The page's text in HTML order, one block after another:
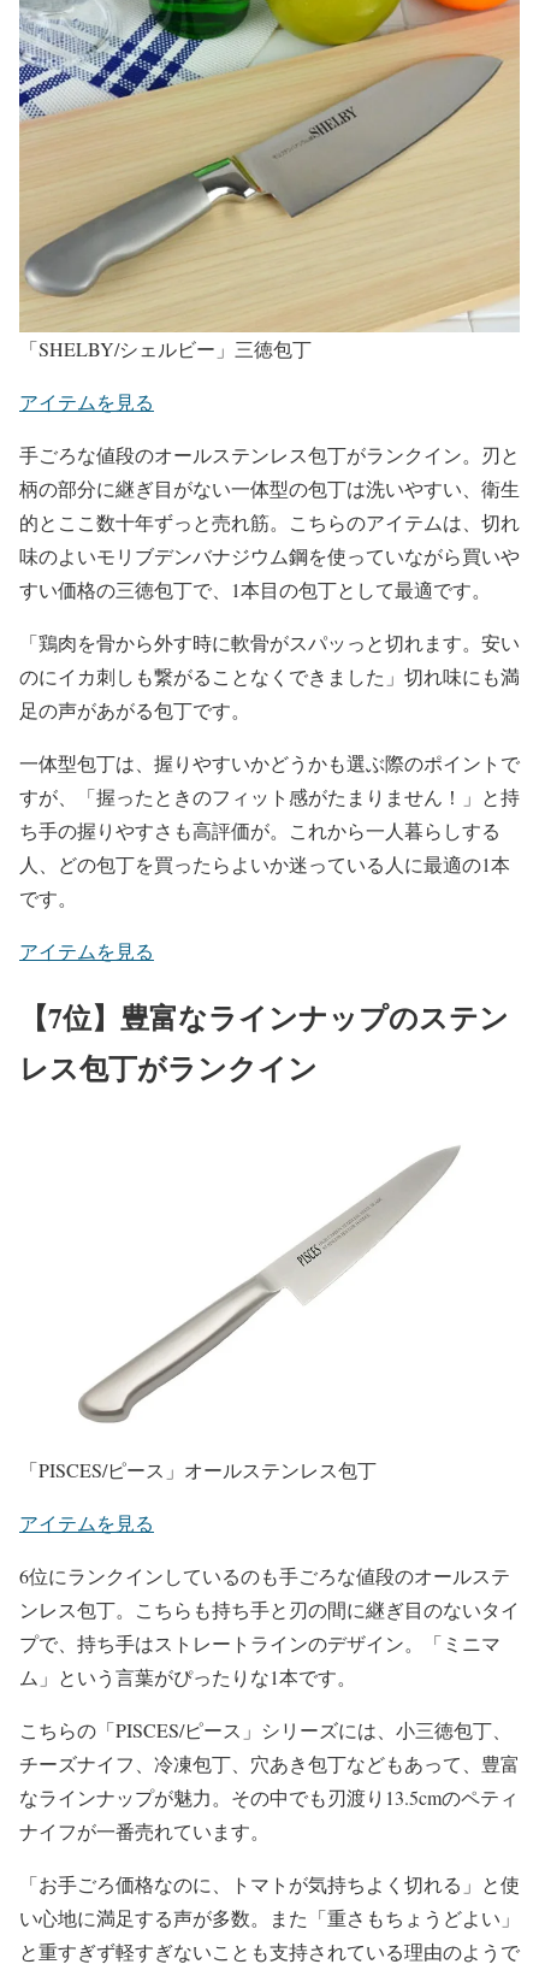
「SHELBY/シェルビー」三徳包丁
アイテムを見る
手ごろな値段のオールステンレス包丁がランクイン。刃と
柄の部分に継ぎ目がない一体型の包丁は洗いやすい、衛生
的とここ数十年ずっと売れ筋。こちらのアイテムは、切れ
味のよいモリブデンバナジウム鋼を使っていながら買いや
すい価格の三徳包丁で、1本目の包丁として最適です。
「鶏肉を骨から外す時に軟骨がスパッっと切れます。安い
のにイカ刺しも繋がることなくできました」切れ味にも満
足の声があがる包丁です。
一体型包丁は、握りやすいかどうかも選ぶ際のポイントで
すが、「握ったときのフィット感がたまりません！」と持
ち手の握りやすさも高評価が。これから一人暮らしする
人、どの包丁を買ったらよいか迷っている人に最適の1本
です。
アイテムを見る
【7位】豊富なラインナップのステン
レス包丁がランクイン
「PISCES/ピース」オールステンレス包丁
アイテムを見る
6位にランクインしているのも手ごろな値段のオールステ
ンレス包丁。こちらも持ち手と刃の間に継ぎ目のないタイ
プで、持ち手はストレートラインのデザイン。「ミニマ
ム」という言葉がぴったりな1本です。
こちらの「PISCES/ピース」シリーズには、小三徳包丁、
チーズナイフ、冷凍包丁、穴あき包丁などもあって、豊富
なラインナップが魅力。その中でも刃渡り13.5cmのペティ
ナイフが一番売れています。
「お手ごろ価格なのに、トマトが気持ちよく切れる」と使
い心地に満足する声が多数。また「重さもちょうどよい」
と重すぎず軽すぎないことも支持されている理由のようで